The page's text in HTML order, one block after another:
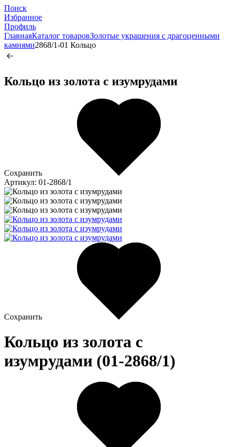
Поиск
Избранное
Профиль
ГлавнаяКаталог товаровЗолотые украшения с драгоценными
камнями2868/1-01 Кольцо
Кольцо из золота c изумрудами
Сохранить
Артикул: 01-2868/1
Сохранить
Кольцо из золота c
изумрудами (01-2868/1)